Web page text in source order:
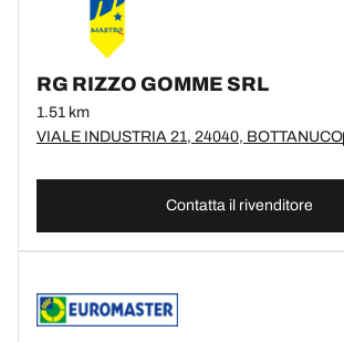
RG RIZZO GOMME SRL
1.51 km
VIALE INDUSTRIA 21, 24040, BOTTANUCO
Contatta il rivenditore